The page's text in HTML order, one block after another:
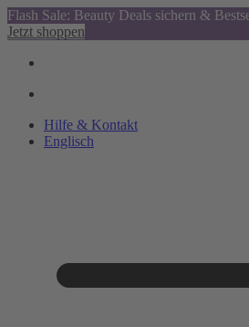
Flash Sale: Beauty Deals sichern &
Jetzt shoppen
Hilfe & Kontakt
Englisch